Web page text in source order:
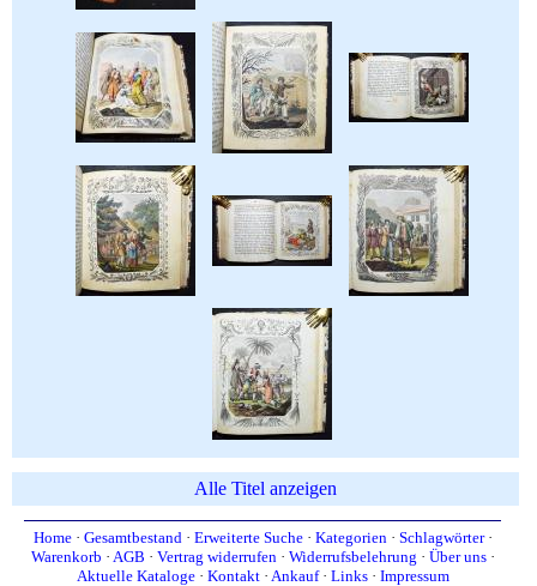
Alle Titel anzeigen
Home· Gesamtbestand· Erweiterte Suche· Kategorien· Schlagwörter·
Warenkorb · AGB · Vertrag widerrufen· Widerrufsbelehrung · Über uns·
Aktuelle Kataloge· Kontakt· Ankauf· Links· Impressum